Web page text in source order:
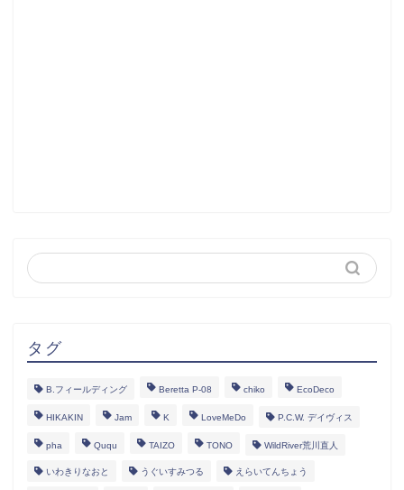
タグ
B.フィールディング Beretta P-08 chiko EcoDeco
HIKAKIN Jam K LoveMeDo P.C.W. デイヴィス
pha Ququ TAIZO TONO WildRiver荒川直人
いわきりなおと うぐいすみつる えらいてんちょう